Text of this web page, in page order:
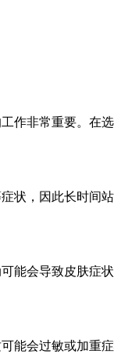
作非常重要。
状，因此长时间
能会导致皮肤
会过敏或加重